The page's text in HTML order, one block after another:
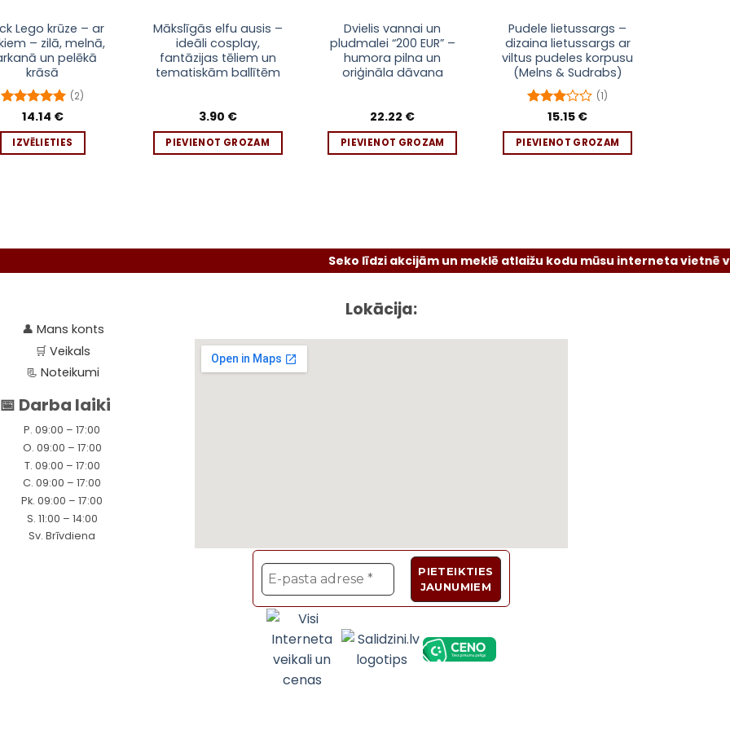
Lego krūze – ar
– zilā, melnā,
un pelēkā
krāsā
Novērtēts
(2)
14.14 €
IZVĒLIETIES
Mākslīgās elfu ausis –
ideāli cosplay,
fantāzijas tēliem un
tematiskām ballītēm
3.90 €
PIEVIENOT GROZAM
Dvielis vannai un
pludmalei “200 EUR” –
humora pilna un
oriģināla dāvana
22.22 €
PIEVIENOT GROZAM
Pudele lietussargs –
dizaina lietussargs ar
viltus pudeles korpusu
(Melns & Sudrabs)
Novērtēts
no 5
(1)
15.15 €
PIEVIENOT GROZAM
Seko līdzi akcijām un meklē atlaižu kodu mūsu interneta vietnē vai
👤 Mans konts
🛒Veikals
📃Noteikumi
📅 Darba laiki
P. 09:00 – 17:00
O. 09:00 – 17:00
T. 09:00 – 17:00
C. 09:00 – 17:00
Pk. 09:00 – 17:00
S. 11:00 – 14:00
Sv. Brīvdiena
Lokācija: